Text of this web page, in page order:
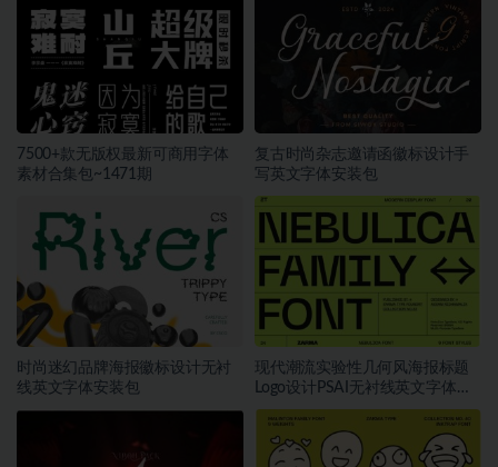
7500+款无版权最新可商用字体
素材合集包~1471期
复古时尚杂志邀请函徽标设计手
写英文字体安装包
时尚迷幻品牌海报徽标设计无衬
线英文字体安装包
现代潮流实验性几何风海报标题
Logo设计PSAI无衬线英文字体安
装包